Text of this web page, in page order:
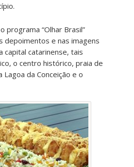
programa “Olhar Brasil”
depoimentos e nas imagens
capital catarinense, tais
o centro histórico, praia de
da Conceição e o